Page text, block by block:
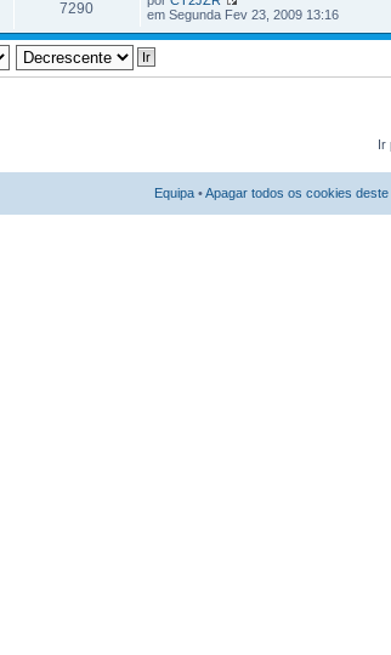
7290
em Segunda Fev 23, 2009 13:16
Ir
Equipa •Apagar todos os cookies deste